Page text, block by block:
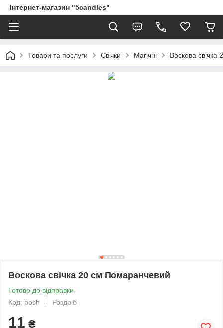
Інтернет-магазин "5candles"
Товари та послуги Свічки Магічні Воскова
Воскова свічка 20 см Помаранчевий
Готово до відправки
Код: posh
Роздріб
11 ₴